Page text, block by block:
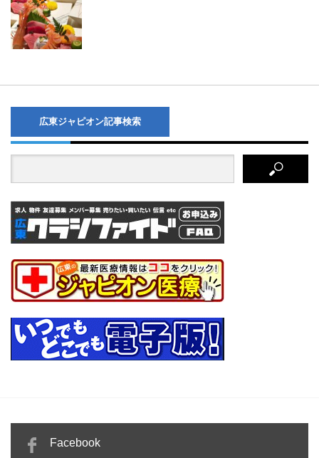
広東ジャピオン記事検索
Facebook